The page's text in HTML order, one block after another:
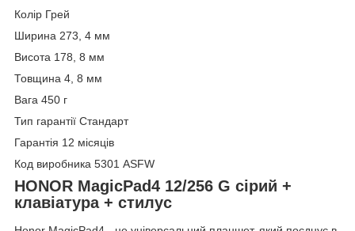
Колір Грей
Ширина 273, 4 мм
Висота 178, 8 мм
Товщина 4, 8 мм
Вага 450 г
Тип гарантії Стандарт
Гарантія 12 місяців
Код виробника 5301 ASFW
HONOR MagicPad4 12/256 G сірий +
клавіатура + стилус